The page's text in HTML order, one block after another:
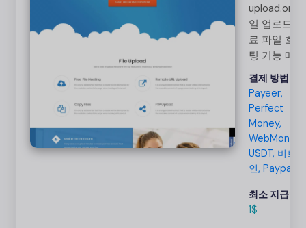
upload.org
일 업로드 무
료 파일 호스
팅 기능 매일
의 편리함과
용이함을 위
해 무료 파일
업로드, 파일
호스팅, 원격
URL 업로드
및 FTP 업로
니다.
결제 방법:
Payeer,
Perfect
Money,
WebMoney,
USDT, 비트코
인, Paypal
최소 지급액:
1$